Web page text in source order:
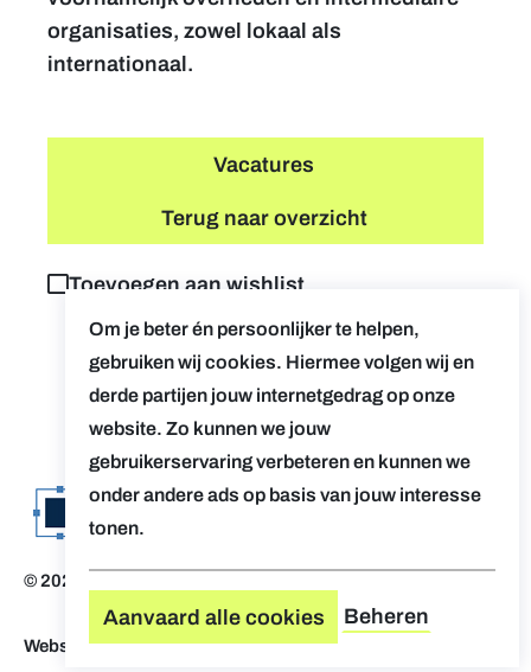
organisaties, zowel lokaal als
internationaal.
Vacatures
Terug naar overzicht
Toevoegen aan wishlist
Om je beter én persoonlijker te helpen,
gebruiken wij cookies. Hiermee volgen wij en
derde partijen jouw internetgedrag op onze
website. Zo kunnen we jouw
gebruikerservaring verbeteren en kunnen we
onder andere ads op basis van jouw interesse
tonen.
Aanvaard alle cookies Beheren
© 2026 Evolv. by AUGent
Website by Who Owns The Zebra-Design by OVAL